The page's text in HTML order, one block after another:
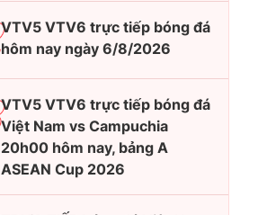
VTV5 VTV6 trực tiếp bóng đá
hôm nay ngày 6/8/2026
VTV5 VTV6 trực tiếp bóng đá
Việt Nam vs Campuchia
20h00 hôm nay, bảng A
ASEAN Cup 2026